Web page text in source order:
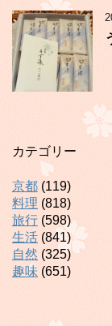
カテゴリー
京都 (119)
料理 (818)
旅行 (598)
生活 (841)
自然 (325)
趣味 (651)